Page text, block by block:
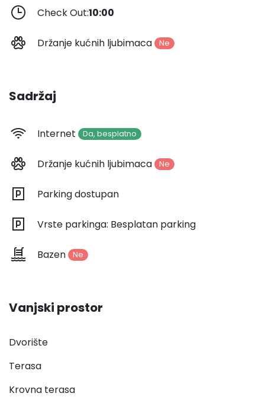
Check Out:10:00
Držanje kućnih ljubimaca Ne
Sadržaj
Internet Da, besplatno
Držanje kućnih ljubimaca Ne
Parking dostupan
Vrste parkinga: Besplatan parking
Bazen Ne
Vanjski prostor
Dvorište
Terasa
Krovna terasa